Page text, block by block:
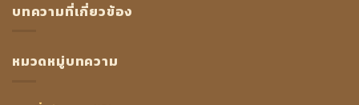
บทความที่เกี่ยวข้อง
หมวดหมู่บทความ